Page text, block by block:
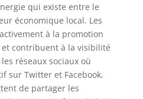
qui existe entre le
économique local. Les
à la promotion
contribuent à la visibilité
réseaux sociaux où
sur Twitter et Facebook.
de partager les